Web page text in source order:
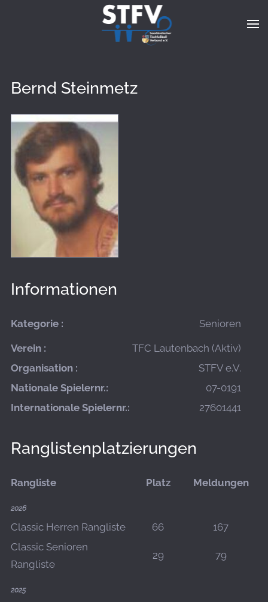
Zum Hauptinhalt springen
Bernd Steinmetz
Informationen
Kategorie : Senioren
Verein :
TFC Lautenbach (Aktiv)
Organisation :
STFV e.V.
Nationale Spielernr.:
07-0191
Internationale Spielernr.:
27601441
Ranglistenplatzierungen
Rangliste Platz Meldungen
2026
Classic Herren Rangliste 66
167
Classic Senioren
Rangliste
29 79
2025